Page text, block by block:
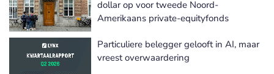
dollar op voor tweede Noord-
Amerikaans private-equityfonds
Particuliere belegger gelooft in AI, maar
vreest overwaardering